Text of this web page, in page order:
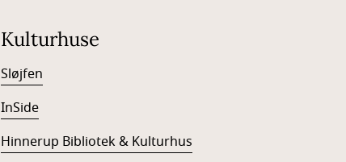
Kulturhuse
Sløjfen
InSide
Hinnerup Bibliotek & Kulturhus